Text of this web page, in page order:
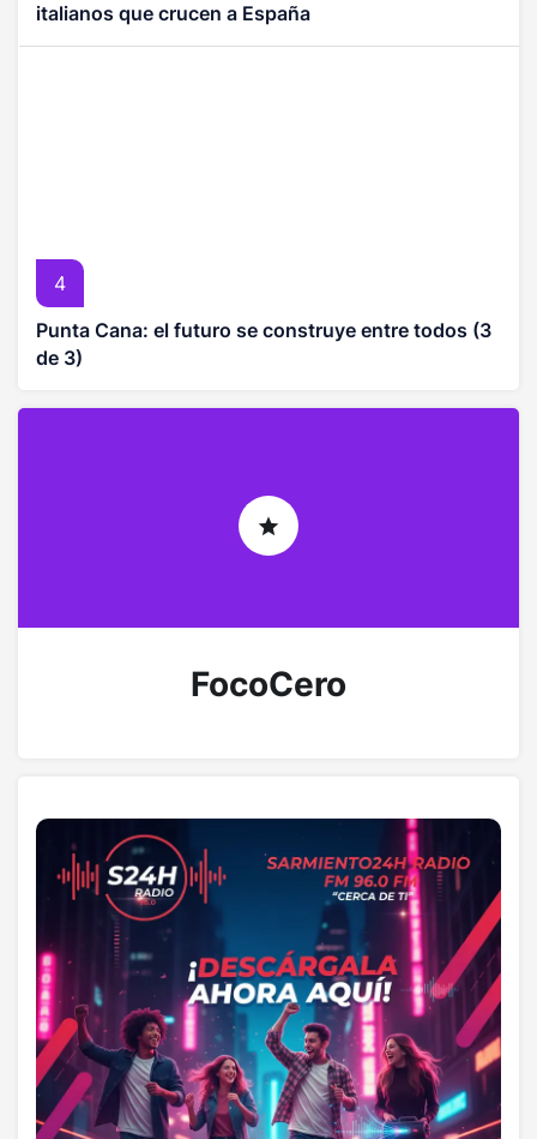
italianos que crucen a España
4
Punta Cana: el futuro se construye entre todos (3
de 3)
FocoCero